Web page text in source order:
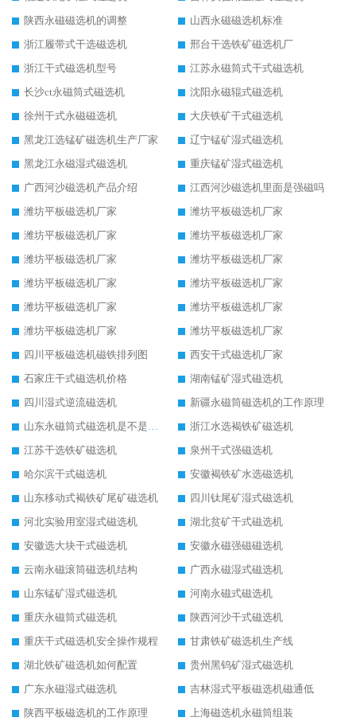
陕西永磁磁选机的调整
山西永磁磁选机标准
浙江履带式干选磁选机
邢台干选铁矿磁选机厂
浙江干式磁选机型号
江苏永磁筒式干式磁选机
长沙ct永磁筒式磁选机
沈阳永磁辊式磁选机
徐州干式永磁磁选机
大庆铁矿干式磁选机
黑龙江选锰矿磁选机生产厂家
辽宁锰矿湿式磁选机
黑龙江永磁湿式磁选机
重庆锰矿湿式磁选机
广西河沙磁选机产品介绍
江西河沙磁选机里面是强磁吗
潍坊平板磁选机厂家
潍坊平板磁选机厂家
潍坊平板磁选机厂家
潍坊平板磁选机厂家
潍坊平板磁选机厂家
潍坊平板磁选机厂家
潍坊平板磁选机厂家
潍坊平板磁选机厂家
潍坊平板磁选机厂家
潍坊平板磁选机厂家
潍坊平板磁选机厂家
潍坊平板磁选机厂家
四川平板磁选机磁铁排列图
西安干式磁选机厂家
石家庄干式磁选机价格
湖南锰矿湿式磁选机
四川湿式逆流磁选机
新疆永磁筒磁选机的工作原理
山东永磁筒式磁选机是不是强磁
浙江水选褐铁矿磁选机
江苏干选铁矿磁选机
泉州干式强磁选机
哈尔滨干式磁选机
安徽褐铁矿水选磁选机
山东移动式褐铁矿尾矿磁选机
四川钛尾矿湿式磁选机
河北实验用室湿式磁选机
湖北贫矿干式磁选机
安徽选大块干式磁选机
安徽永磁强磁磁选机
云南永磁滚筒磁选机结构
广西永磁湿式磁选机
山东锰矿湿式磁选机
河南永磁式磁选机
重庆永磁筒式磁选机
陕西河沙干式磁选机
重庆干式磁选机安全操作规程
甘肃铁矿磁选机生产线
湖北铁矿磁选机如何配置
贵州黑钨矿湿式磁选机
广东永磁湿式磁选机
吉林湿式平板磁选机磁通低
陕西平板磁选机的工作原理
上海磁选机永磁筒组装